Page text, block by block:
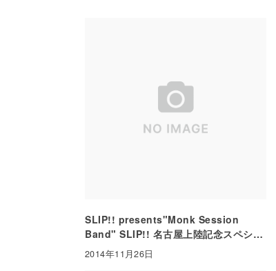
SLIP!! presents"Monk Session
Band" SLIP!! 名古屋上陸記念スペシャ
ルライブ
2014年11月26日